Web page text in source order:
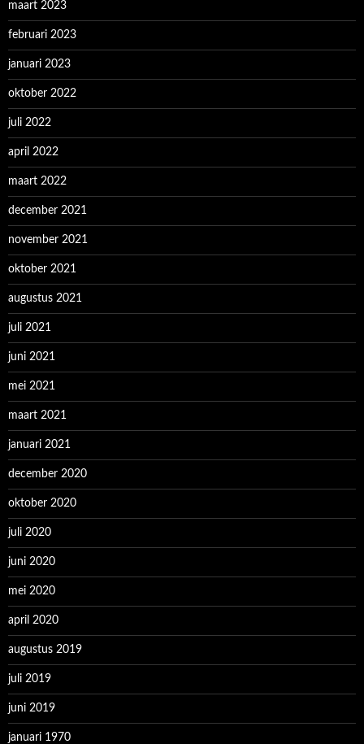
maart 2023
februari 2023
januari 2023
oktober 2022
juli 2022
april 2022
maart 2022
december 2021
november 2021
oktober 2021
augustus 2021
juli 2021
juni 2021
mei 2021
maart 2021
januari 2021
december 2020
oktober 2020
juli 2020
juni 2020
mei 2020
april 2020
augustus 2019
juli 2019
juni 2019
januari 1970